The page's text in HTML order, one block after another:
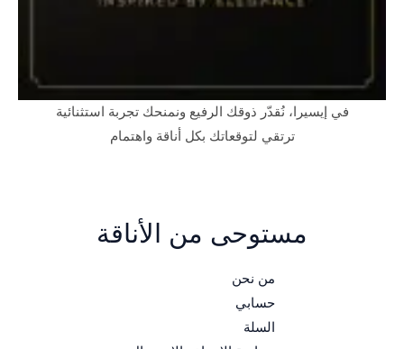
في إيسيرا، نُقدّر ذوقك الرفيع ونمنحك تجربة استثنائية
ترتقي لتوقعاتك بكل أناقة واهتمام
مستوحى من الأناقة
من نحن
حسابي
السلة